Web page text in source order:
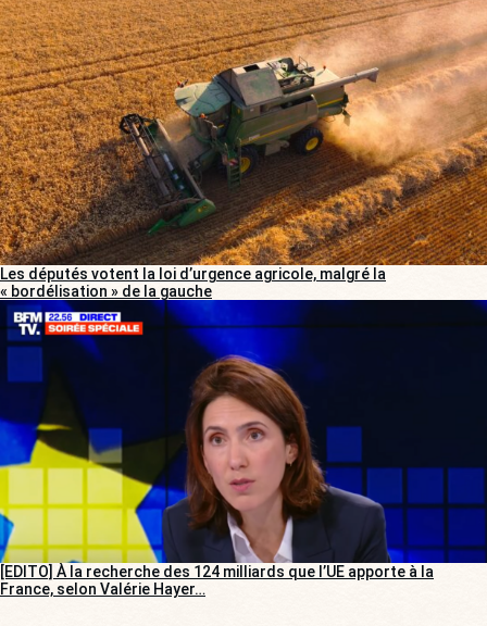
Les députés votent la loi d’urgence agricole, malgré la
« bordélisation » de la gauche
[EDITO] À la recherche des 124 milliards que l’UE apporte à la
France, selon Valérie Hayer…